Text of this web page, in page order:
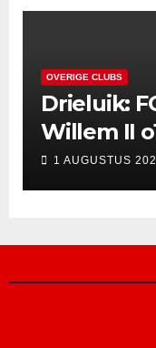
OVERIGE CLUBS
Drieluik:
Willem II
1 AUGUSTUS